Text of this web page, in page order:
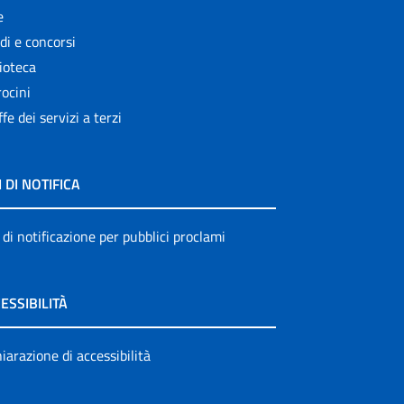
e concorsi
dei servizi a terzi
DI NOTIFICA
notificazione per pubblici proclami
di accessibilità